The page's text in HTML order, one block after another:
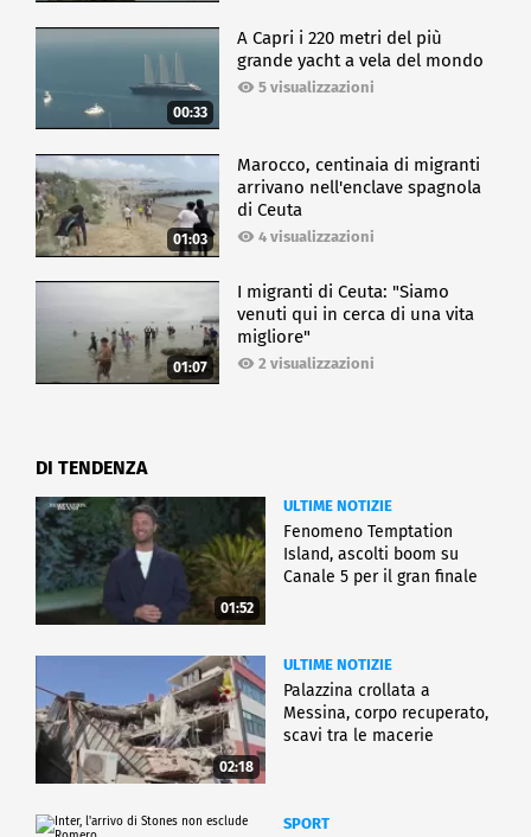
00:33
A Capri i 220 metri del più
grande yacht a vela del mondo
5 visualizzazioni
01:03
Marocco, centinaia di migranti
arrivano nell'enclave spagnola
di Ceuta
4 visualizzazioni
01:07
I migranti di Ceuta: "Siamo
venuti qui in cerca di una vita
migliore"
2 visualizzazioni
DI TENDENZA
01:52
ULTIME NOTIZIE
Fenomeno Temptation
Island, ascolti boom su
Canale 5 per il gran finale
02:18
ULTIME NOTIZIE
Palazzina crollata a
Messina, corpo recuperato,
scavi tra le macerie
SPORT